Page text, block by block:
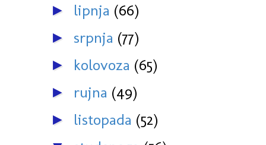
► lipnja (66)
► srpnja (77)
► kolovoza (65)
► rujna (49)
► listopada (52)